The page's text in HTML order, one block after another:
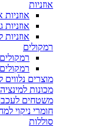
אוזניות
אוזניות
רמקולים
מוצרים נלווים
מכונות
משטחים
חומרי ניקוי
סוללות